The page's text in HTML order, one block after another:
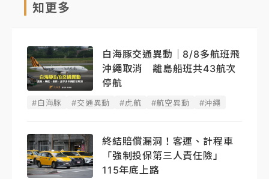
知更多
白海豚交通異動｜8/8多航班飛
沖繩取消 離島船班共43航次
停航
#白海豚 #交通異動 #虎航 #航空異動 #沖繩
終結賠償漏洞！客運、計程車
「強制投保第三人責任險」
115年底上路